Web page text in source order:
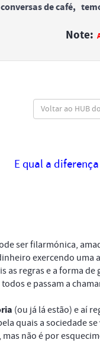
de café,
Note:
Voltar ao HUB
E qual a
ser filarmónica,
exercendo uma
as regras e a forma de
e passam a
(ou já lá estão) e aí
quais a sociedade
não é por